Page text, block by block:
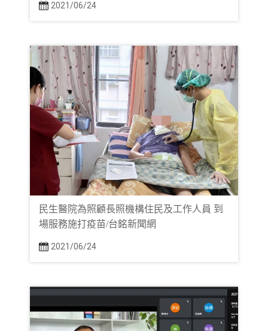
2021/06/24
民生醫院為照顧長照機構住民及工作人員 到
場服務施打疫苗/台銘新聞網
2021/06/24